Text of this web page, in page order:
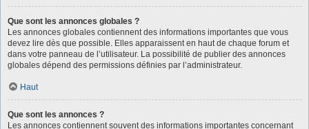
Que sont les annonces globales ?
Les annonces globales contiennent des informations importantes que vous
devez lire dès que possible. Elles apparaissent en haut de chaque forum et
dans votre panneau de l’utilisateur. La possibilité de publier des annonces
globales dépend des permissions définies par l’administrateur.
Haut
Que sont les annonces ?
Les annonces contiennent souvent des informations importantes concernant